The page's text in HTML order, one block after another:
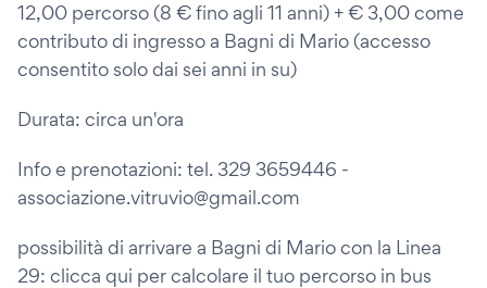
12,00 percorso (8 € fino agli 11 anni) + € 3,00 come
contributo di ingresso a Bagni di Mario (accesso
consentito solo dai sei anni in su)
Durata: circa un'ora
Info e prenotazioni: tel. 329 3659446 -
associazione.vitruvio@gmail.com
possibilità di arrivare a Bagni di Mario con la Linea
29: clicca qui per calcolare il tuo percorso in bus